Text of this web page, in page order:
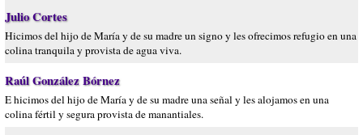
Julio Cortes
Hicimos del hijo de María y de su madre un signo y les ofrecimos refugio en una
colina tranquila y provista de agua viva.
Raúl González Bórnez
E hicimos del hijo de María y de su madre una señal y les alojamos en una
colina fértil y segura provista de manantiales.